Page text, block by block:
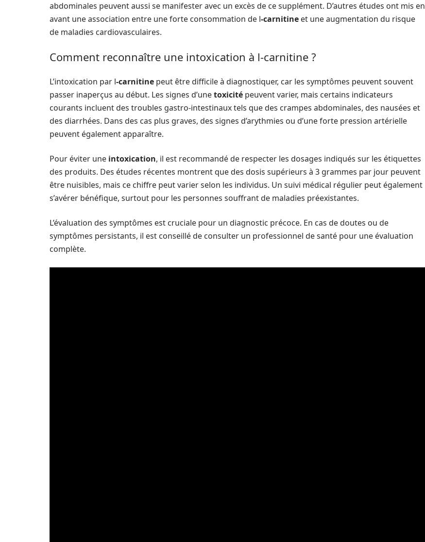
abdominales peuvent aussi se manifester avec un excès de ce supplément. D’autres études ont mis en
avant une association entre une forte consommation de l-carnitine et une augmentation du risque
de maladies cardiovasculaires.
Comment reconnaître une intoxication à l-carnitine ?
L’intoxication par l-carnitine peut être difficile à diagnostiquer, car les symptômes peuvent souvent
passer inaperçus au début. Les signes d’unetoxicité peuvent varier, mais certains indicateurs
courants incluent des troubles gastro-intestinaux tels que des crampes abdominales, des nausées et
des diarrhées. Dans des cas plus graves, des signes d’arythmies ou d’une forte pression artérielle
peuvent également apparaître.
Pour éviter une intoxication, il est recommandé de respecter les dosages indiqués sur les étiquettes
des produits. Des études récentes montrent que des dosis supérieurs à 3 grammes par jour peuvent
être nuisibles, mais ce chiffre peut varier selon les individus. Un suivi médical régulier peut également
s’avérer bénéfique, surtout pour les personnes souffrant de maladies préexistantes.
L’évaluation des symptômes est cruciale pour un diagnostic précoce. En cas de doutes ou de
symptômes persistants, il est conseillé de consulter un professionnel de santé pour une évaluation
complète.